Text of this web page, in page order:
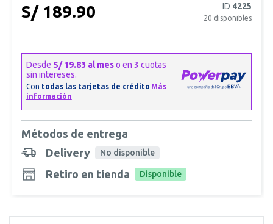
S/ 189.90 ID 4225
20 disponibles
Métodos de entrega
Delivery
No disponible
Retiro en tienda Disponible